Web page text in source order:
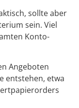
sollte aber
sein. Viel
Konto-
Angeboten
entstehen, etwa